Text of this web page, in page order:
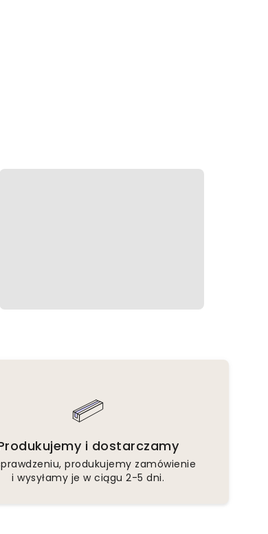
i dostarczamy
produkujemy zamówienie
i wysyłamy je w ciągu 2-5 dni.